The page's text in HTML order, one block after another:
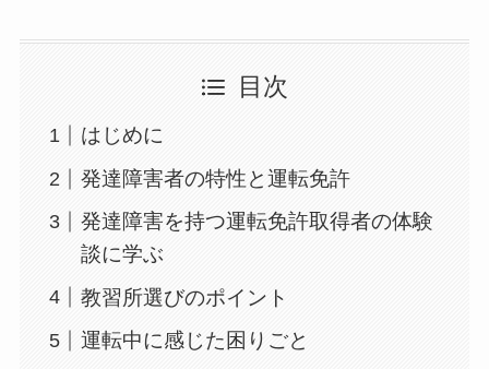
目次
はじめに
発達障害者の特性と運転免許
発達障害を持つ運転免許取得者の体験
談に学ぶ
教習所選びのポイント
運転中に感じた困りごと